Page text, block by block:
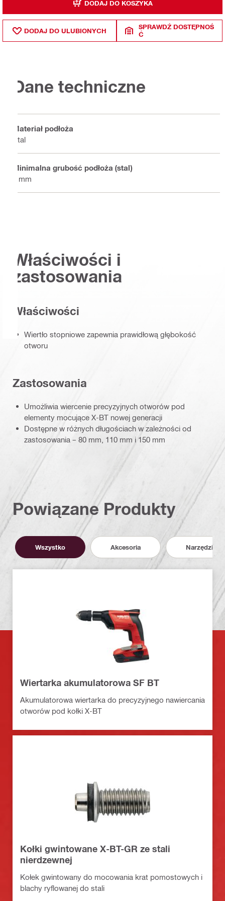
DODAJ DO KOSZYKA
DODAJ DO ULUBIONYCH
SPRAWDŹ DOSTĘPNOŚ
Ć
Dane techniczne
Materiał podłoża
Stal
Minimalna grubość podłoża (stal)
8 mm
Właściwości i
zastosowania
Właściwości
Wiertło stopniowe zapewnia prawidłową głębokość
otworu
Zastosowania
Umożliwia wiercenie precyzyjnych otworów pod
elementy mocujące X-BT nowej generacji
Dostępne w różnych długościach w zależności od
zastosowania – 80 mm, 110 mm i 150 mm
Powiązane Produkty
Wszystko Akcesoria Narzędzia
Wiertarka akumulatorowa SF BT
Akumulatorowa wiertarka do precyzyjnego nawiercania
otworów pod kołki X-BT
Kołki gwintowane X-BT-GR ze stali
nierdzewnej
Kołek gwintowany do mocowania krat pomostowych i
blachy ryflowanej do stali